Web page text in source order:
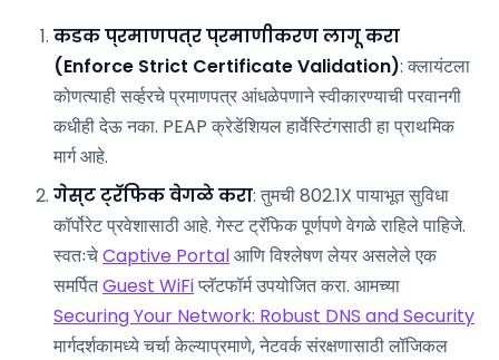
कडक प्रमाणपत्र प्रमाणीकरण लागू करा
(Enforce Strict Certificate Validation): क्लायंटला
कोणत्याही सर्व्हरचे प्रमाणपत्र आंधळेपणाने स्वीकारण्याची परवानगी
कधीही देऊ नका. PEAP क्रेडेंशियल हार्वेस्टिंगसाठी हा प्राथमिक
मार्ग आहे.
गेस्ट ट्रॅफिक वेगळे करा: तुमची 802.1X पायाभूत सुविधा
कॉर्पोरेट प्रवेशासाठी आहे. गेस्ट ट्रॅफिक पूर्णपणे वेगळे राहिले पाहिजे.
स्वतःचेCaptive Portalआणि विश्लेषण लेयर असलेले एक
समर्पितGuest WiFiप्लॅटफॉर्म उपयोजित करा. आमच्या
Securing Your Network: Robust DNS and Security
मार्गदर्शकामध्ये चर्चा केल्याप्रमाणे, नेटवर्क संरक्षणासाठी लॉजिकल